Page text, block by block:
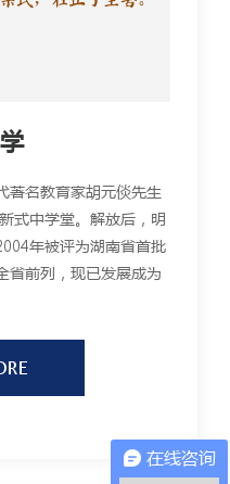
著名教育家胡元倓先生
式中学堂。解放后，明
年被评为湖南省首批
省前列，现已发展成为
在线咨询